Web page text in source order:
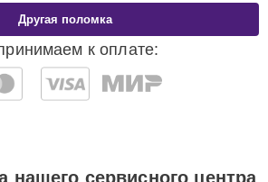
к оплате:
Другая поломка
нашего сервисного центра